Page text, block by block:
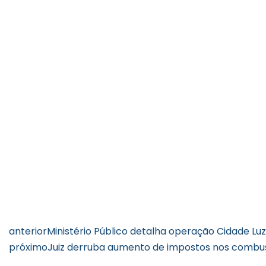
anteriorMinistério Público detalha operação Cidade Luz
próximoJuiz derruba aumento de impostos nos